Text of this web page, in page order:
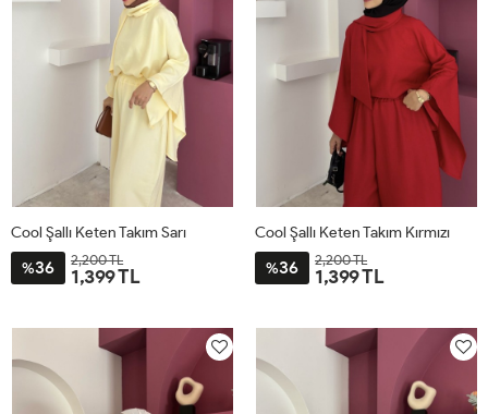
Cool Şallı Keten Takım Sarı
%36 2,200 TL
1,399 TL
Cool Şallı Keten Takım Kırmızı
%36 2,200 TL
1,399 TL